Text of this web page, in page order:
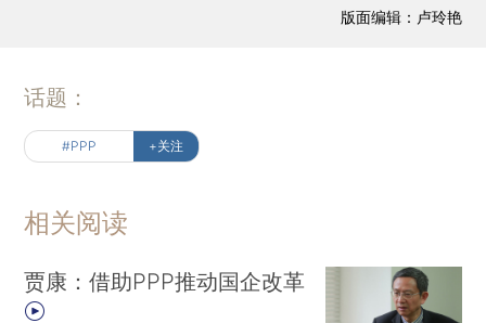
版面编辑：卢玲艳
话题：
#PPP +关注
相关阅读
贾康：借助PPP推动国企改革